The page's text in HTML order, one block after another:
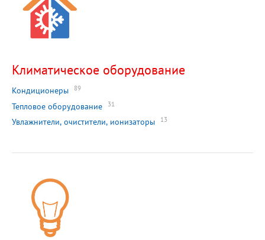
Климатическое оборудование
Кондиционеры 89
Тепловое оборудование 31
Увлажнители, очистители, ионизаторы 13